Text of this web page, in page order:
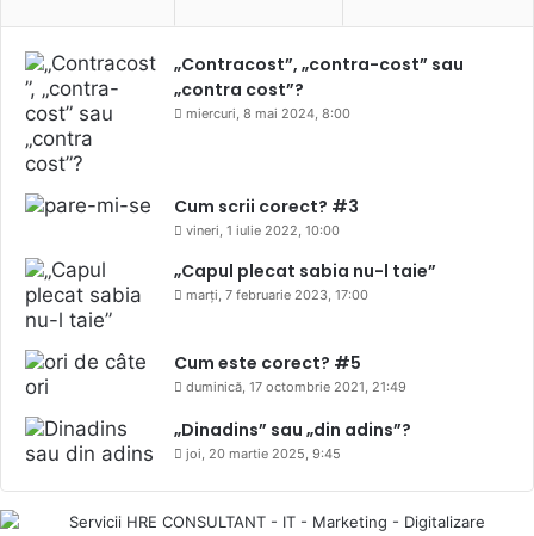
„Contracost”, „contra-cost” sau
„contra cost”?
miercuri, 8 mai 2024, 8:00
Cum scrii corect? #3
vineri, 1 iulie 2022, 10:00
„Capul plecat sabia nu-l taie”
marți, 7 februarie 2023, 17:00
Cum este corect? #5
duminică, 17 octombrie 2021, 21:49
„Dinadins” sau „din adins”?
joi, 20 martie 2025, 9:45